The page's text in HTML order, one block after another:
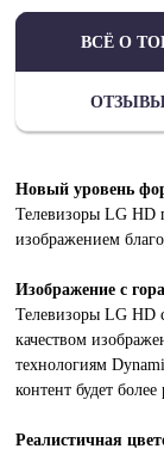
ВСЁ О
ОТЗЫВЫ
Новый уровень
Телевизоры LG HD
изображением
Изображение с
Телевизоры LG HD
качеством
технологиям
контент будет
Реалистичная